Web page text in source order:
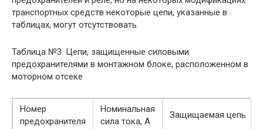
транспортных средств некоторые цепи, указанные в
таблицах, могут отсутствовать.
Таблица №3. Цепи, защищенные силовыми
предохранителями в монтажном блоке, расположенном в
моторном отсеке
Номер
предохранителя
Номинальная
сила тока, А
Защищаемая цепь